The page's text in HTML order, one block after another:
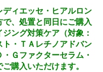
ィエッセ・ヒアルロン
、処置と同日にご購入
ング対策ケア（対象：
・ＴＡレチノアドバン
Ｇファクターセラム・
ご購入いただけます。